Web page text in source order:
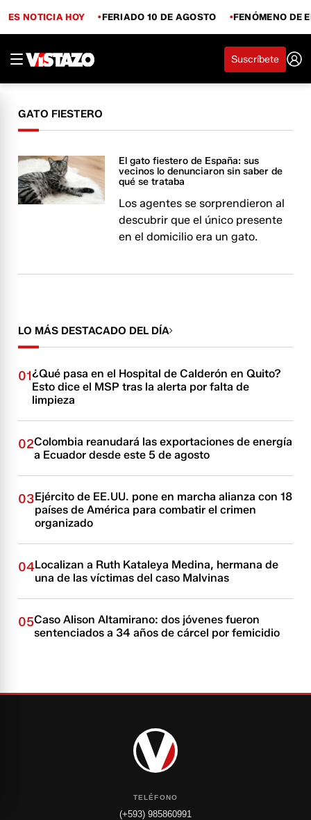
ES NOTICIA HOY FERIADO 10 DE AGOSTO FENÓMENO DE
Suscríbete
GATO FIESTERO
El gato fiestero de España: sus
vecinos lo denunciaron sin saber de
qué se trataba
Los agentes se sorprendieron al
descubrir que el único presente
en el domicilio era un gato.
LO MÁS DESTACADO DEL DÍA
01¿Qué pasa en el Hospital de Calderón en Quito?
Esto dice el MSP tras la alerta por falta de
limpieza
02Colombia reanudará las exportaciones de energía
a Ecuador desde este 5 de agosto
03Ejército de EE.UU. pone en marcha alianza con 18
países de América para combatir el crimen
organizado
04Localizan a Ruth Kataleya Medina, hermana de
una de las víctimas del caso Malvinas
05Caso Alison Altamirano: dos jóvenes fueron
sentenciados a 34 años de cárcel por femicidio
TELÉFONO
(+593) 985860991